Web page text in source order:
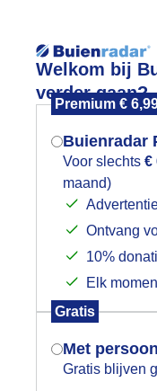
Welkom bij
verder gaan?
Premium €
Buienradar
Voor slechts €
maand)
Ontvang
10%
Elk
Gratis
Met
Gratis blijven
Foto en
Mogen we
Indien je hier
gegeven,
je browser